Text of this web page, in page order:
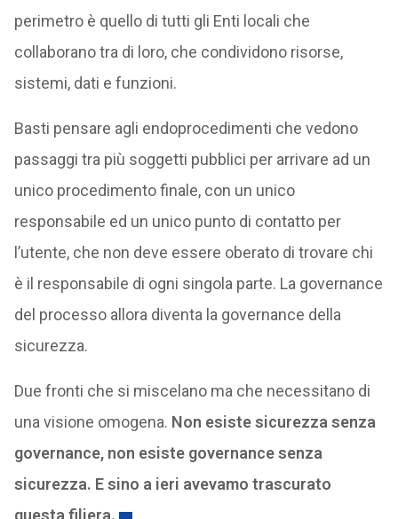
perimetro è quello di tutti gli Enti locali che
collaborano tra di loro, che condividono risorse,
sistemi, dati e funzioni.
Basti pensare agli endoprocedimenti che vedono
passaggi tra più soggetti pubblici per arrivare ad un
unico procedimento finale, con un unico
responsabile ed un unico punto di contatto per
l’utente, che non deve essere oberato di trovare chi
è il responsabile di ogni singola parte. La governance
del processo allora diventa la governance della
sicurezza.
Due fronti che si miscelano ma che necessitano di
una visione omogena. Non esiste sicurezza senza
governance, non esiste governance senza
sicurezza. E sino a ieri avevamo trascurato
questa filiera.